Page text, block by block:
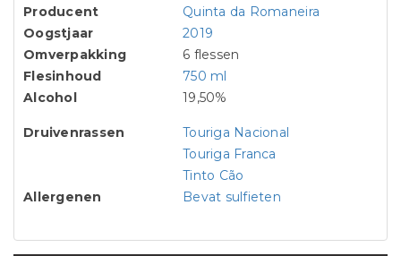
Producent
Quinta da Romaneira
Oogstjaar
2019
Omverpakking
6 flessen
Flesinhoud
750 ml
Alcohol
19,50%
Druivenrassen
Touriga Nacional
Touriga Franca
Tinto Cão
Allergenen
Bevat sulfieten